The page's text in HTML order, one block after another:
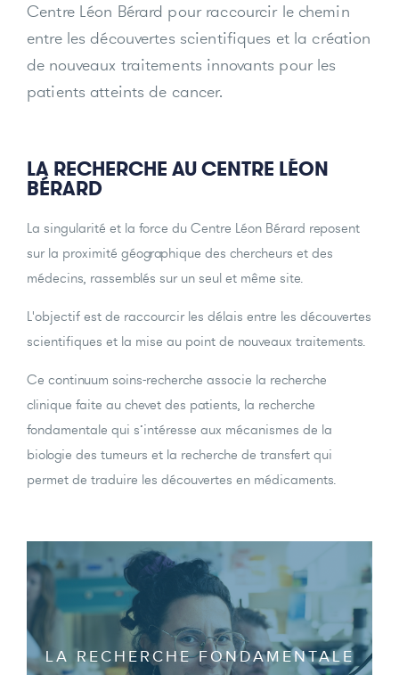
Centre Léon Bérard pour raccourcir le chemin
entre les découvertes scientifiques et la création
de nouveaux traitements innovants pour les
patients atteints de cancer.
LA RECHERCHE AU CENTRE LÉON
BÉRARD
La singularité et la force du Centre Léon Bérard reposent
sur la proximité géographique des chercheurs et des
médecins, rassemblés sur un seul et même site.
L'objectif est de raccourcir les délais entre les découvertes
scientifiques et la mise au point de nouveaux traitements.
Ce continuum soins-recherche associe la recherche
clinique faite au chevet des patients, la recherche
fondamentale qui s’intéresse aux mécanismes de la
biologie des tumeurs et la recherche de transfert qui
permet de traduire les découvertes en médicaments.
LA RECHERCHE FONDAMENTALE